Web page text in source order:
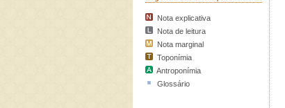
Nota explicativa
Nota de leitura
Nota marginal
Toponímia
Antroponímia
Glossário